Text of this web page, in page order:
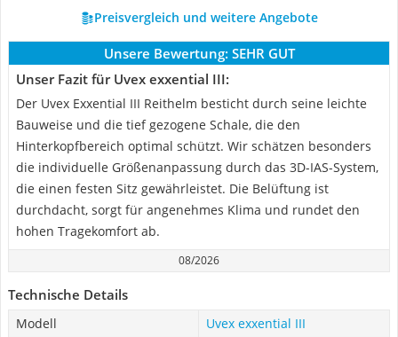
Preisvergleich und weitere Angebote
Unsere Bewertung: SEHR GUT
Unser Fazit für Uvex exxential III:
Der Uvex Exxential III Reithelm besticht durch seine leichte
Bauweise und die tief gezogene Schale, die den
Hinterkopfbereich optimal schützt. Wir schätzen besonders
die individuelle Größenanpassung durch das 3D-IAS-System,
die einen festen Sitz gewährleistet. Die Belüftung ist
durchdacht, sorgt für angenehmes Klima und rundet den
hohen Tragekomfort ab.
08/2026
Technische Details
Modell
Uvex exxential III